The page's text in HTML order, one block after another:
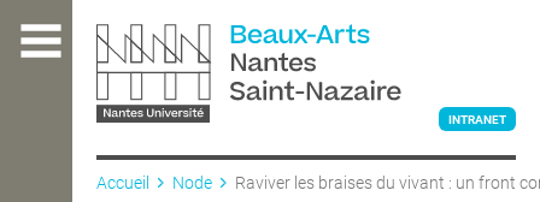
contenu
INTRANET
Accueil Node Raviver les braises du vivant : un front